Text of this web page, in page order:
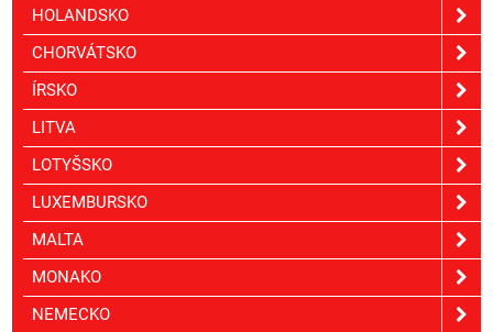
HOLANDSKO
CHORVÁTSKO
ÍRSKO
LITVA
LOTYŠSKO
LUXEMBURSKO
MALTA
MONAKO
NEMECKO